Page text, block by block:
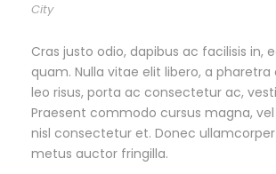
City
Cras justo odio, dapibus ac facilisis in,
quam. Nulla vitae elit libero, a pharetra
leo risus, porta ac consectetur ac,
Praesent commodo cursus magna,
nisl consectetur et. Donec
metus auctor fringilla.